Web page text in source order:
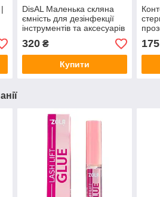
DisAL Маленька скляна
ємність для дезінфекції
інструментів та аксесуарів
320₴
Купити
175